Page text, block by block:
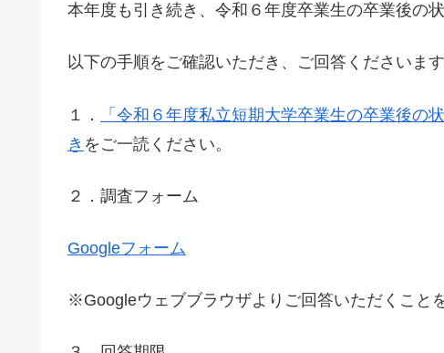
本年度も引き続き、令和６年度卒業生の卒業後の
以下の手順をご確認いただき、ご回答くださいま
１． 「令和６年度私立短期大学卒業生の卒業後の
き をご一読ください。
２．調査フォーム
Googleフォーム
※Googleウェブブラウザよりご回答いただくこと